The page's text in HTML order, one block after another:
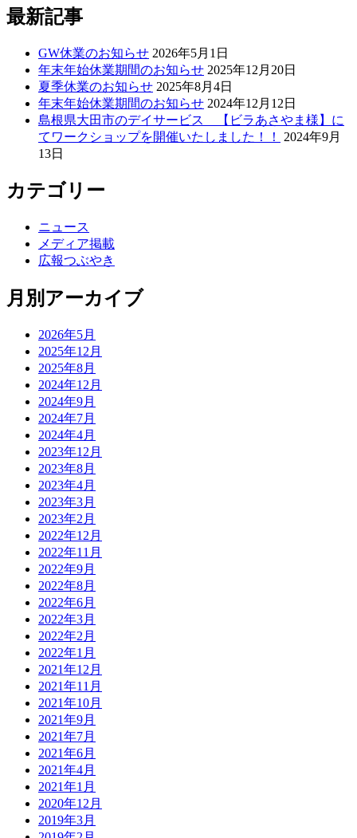
最新記事
GW休業のお知らせ 2026年5月1日
年末年始休業期間のお知らせ 2025年12月20日
夏季休業のお知らせ 2025年8月4日
年末年始休業期間のお知らせ 2024年12月12日
島根県大田市のデイサービス 【ビラあさやま様】に
てワークショップを開催いたしました！！
2024年9月
13日
カテゴリー
ニュース
メディア掲載
広報つぶやき
月別アーカイブ
2026年5月
2025年12月
2025年8月
2024年12月
2024年9月
2024年7月
2024年4月
2023年12月
2023年8月
2023年4月
2023年3月
2023年2月
2022年12月
2022年11月
2022年9月
2022年8月
2022年6月
2022年3月
2022年2月
2022年1月
2021年12月
2021年11月
2021年10月
2021年9月
2021年7月
2021年6月
2021年4月
2021年1月
2020年12月
2019年3月